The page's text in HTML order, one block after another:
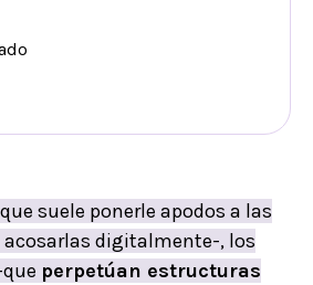
suele ponerle apodos a las
digitalmente-, los
perpetúan estructuras